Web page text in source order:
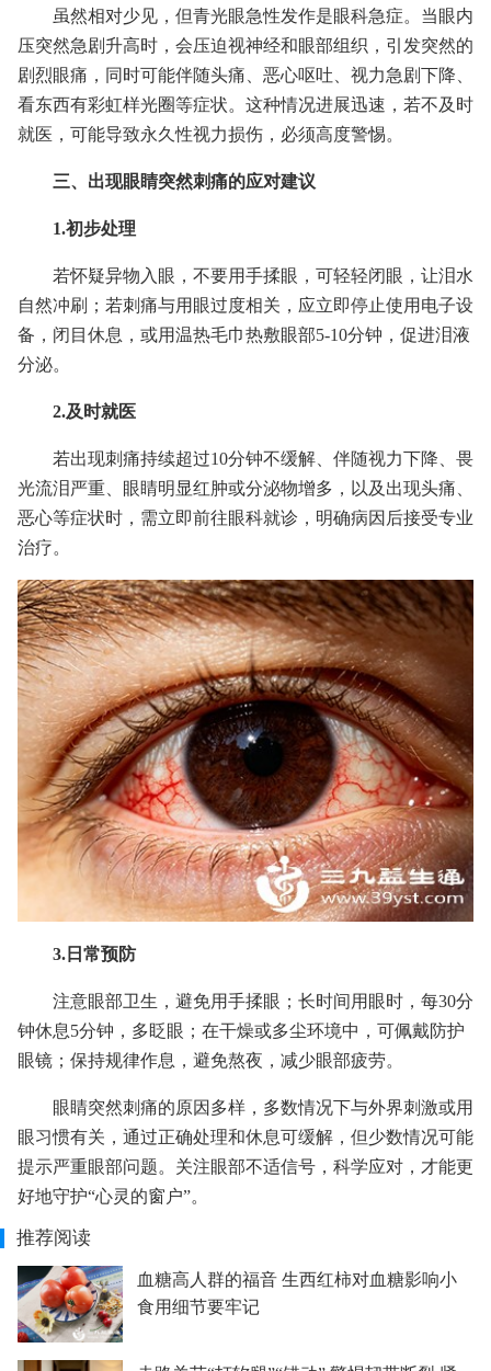
虽然相对少见，但青光眼急性发作是眼科急症。当眼内
压突然急剧升高时，会压迫视神经和眼部组织，引发突然的
剧烈眼痛，同时可能伴随头痛、恶心呕吐、视力急剧下降、
看东西有彩虹样光圈等症状。这种情况进展迅速，若不及时
就医，可能导致永久性视力损伤，必须高度警惕。
三、出现眼睛突然刺痛的应对建议
1.初步处理
若怀疑异物入眼，不要用手揉眼，可轻轻闭眼，让泪水
自然冲刷；若刺痛与用眼过度相关，应立即停止使用电子设
备，闭目休息，或用温热毛巾热敷眼部5-10分钟，促进泪液
分泌。
2.及时就医
若出现刺痛持续超过10分钟不缓解、伴随视力下降、畏
光流泪严重、眼睛明显红肿或分泌物增多，以及出现头痛、
恶心等症状时，需立即前往眼科就诊，明确病因后接受专业
治疗。
3.日常预防
注意眼部卫生，避免用手揉眼；长时间用眼时，每30分
钟休息5分钟，多眨眼；在干燥或多尘环境中，可佩戴防护
眼镜；保持规律作息，避免熬夜，减少眼部疲劳。
眼睛突然刺痛的原因多样，多数情况下与外界刺激或用
眼习惯有关，通过正确处理和休息可缓解，但少数情况可能
提示严重眼部问题。关注眼部不适信号，科学应对，才能更
好地守护“心灵的窗户”。
推荐阅读
血糖高人群的福音 生西红柿对血糖影响小
食用细节要牢记